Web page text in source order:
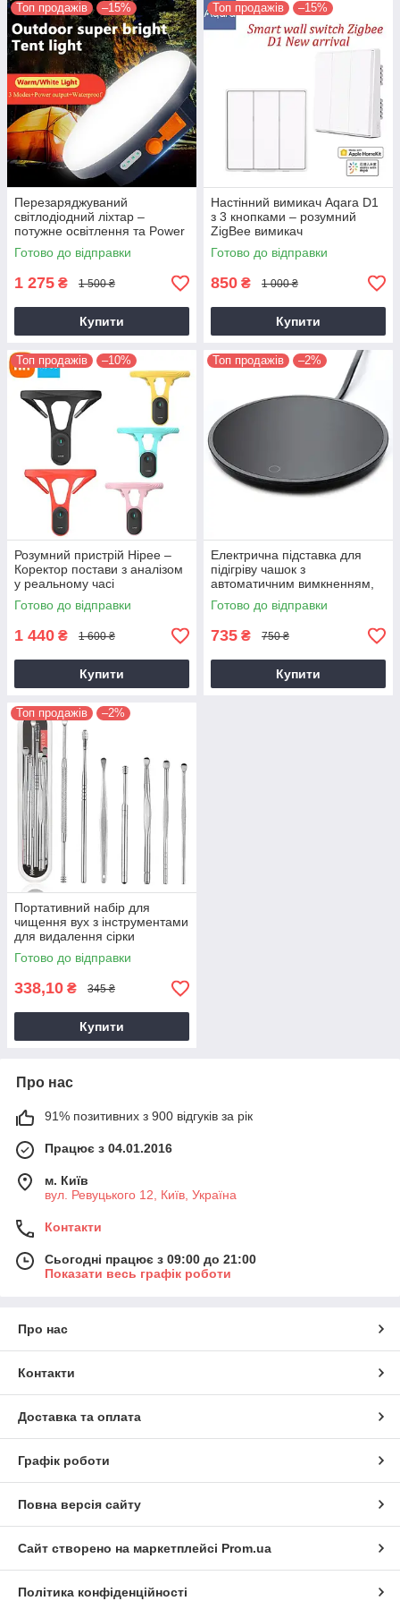
Топ продажів –15%
Перезаряджуваний
світлодіодний ліхтар –
потужне освітлення та Power
Bank
Готово до відправки
1 275 ₴ 1 500 ₴
Купити
Топ продажів –15%
Настінний вимикач Aqara D1
з 3 кнопками – розумний
ZigBee вимикач
Готово до відправки
850 ₴ 1 000 ₴
Купити
Топ продажів –10%
Розумний пристрій Hipee –
Коректор постави з аналізом
у реальному часі
Готово до відправки
1 440 ₴ 1 600 ₴
Купити
Топ продажів –2%
Електрична підставка для
підігріву чашок з
автоматичним вимкненням,
працює від USB
Готово до відправки
735 ₴ 750 ₴
Купити
Топ продажів –2%
Портативний набір для
чищення вух з інструментами
для видалення сірки
Готово до відправки
338,10 ₴ 345 ₴
Купити
Про нас
91% позитивних з 900 відгуків за рік
Працює з 04.01.2016
м. Київ
вул. Ревуцького 12, Київ, Україна
Контакти
Сьогодні працює з 09:00 до 21:00
Показати весь графік роботи
Про нас
Контакти
Доставка та оплата
Графік роботи
Повна версія сайту
Сайт створено на маркетплейсі Prom.ua
Політика конфіденційності